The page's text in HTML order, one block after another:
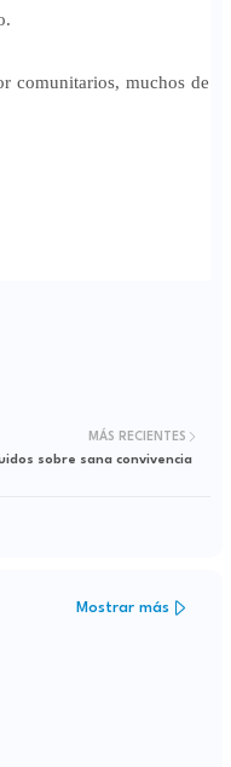
comunitarios, muchos de
MÁS RECIENTES
sobre sana convivencia
Mostrar más